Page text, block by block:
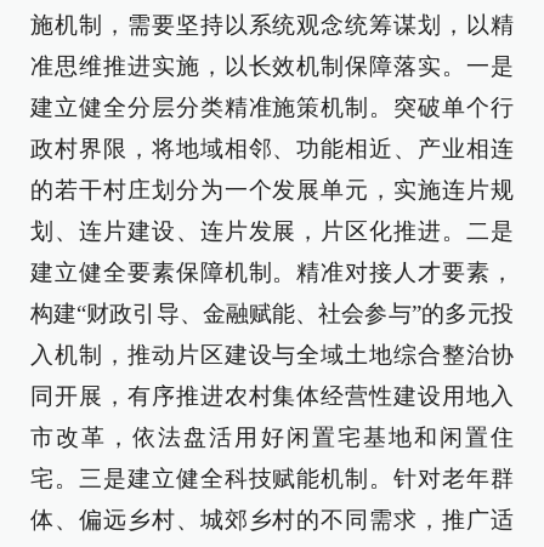
施机制，需要坚持以系统观念统筹谋划，以精
准思维推进实施，以长效机制保障落实。一是
建立健全分层分类精准施策机制。突破单个行
政村界限，将地域相邻、功能相近、产业相连
的若干村庄划分为一个发展单元，实施连片规
划、连片建设、连片发展，片区化推进。二是
建立健全要素保障机制。精准对接人才要素，
构建“财政引导、金融赋能、社会参与”的多元投
入机制，推动片区建设与全域土地综合整治协
同开展，有序推进农村集体经营性建设用地入
市改革，依法盘活用好闲置宅基地和闲置住
宅。三是建立健全科技赋能机制。针对老年群
体、偏远乡村、城郊乡村的不同需求，推广适